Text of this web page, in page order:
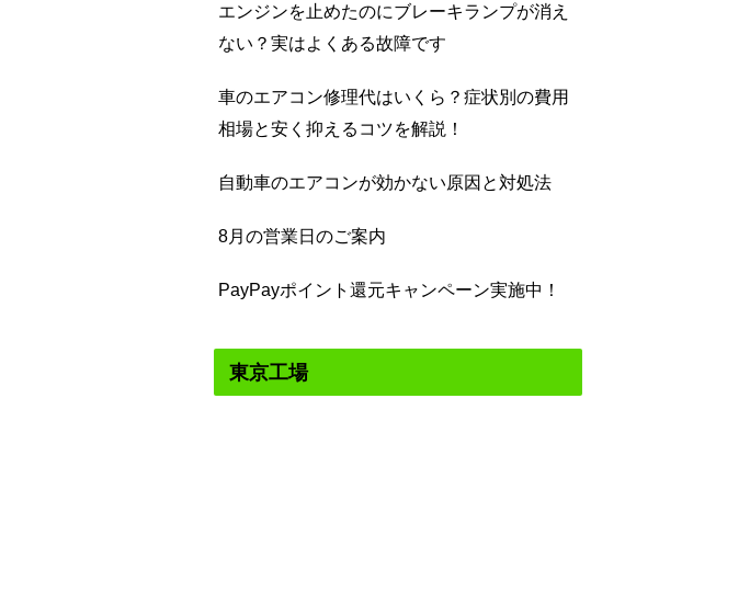
エンジンを止めたのにブレーキランプが消え
ない？実はよくある故障です
車のエアコン修理代はいくら？症状別の費用
相場と安く抑えるコツを解説！
自動車のエアコンが効かない原因と対処法
8月の営業日のご案内
PayPayポイント還元キャンペーン実施中！
東京工場